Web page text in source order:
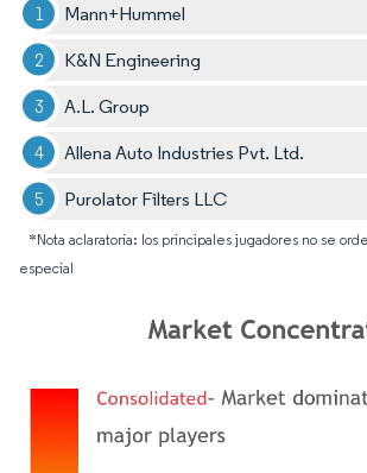
Mann+Hummel
K&N Engineering
A.L. Group
Allena Auto Industries Pvt. Ltd.
Purolator Filters LLC
*Nota aclaratoria: los principales jugadores no se
especial